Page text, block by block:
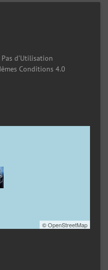
d’Utilisation
Conditions 4.0
©OpenStreetMap